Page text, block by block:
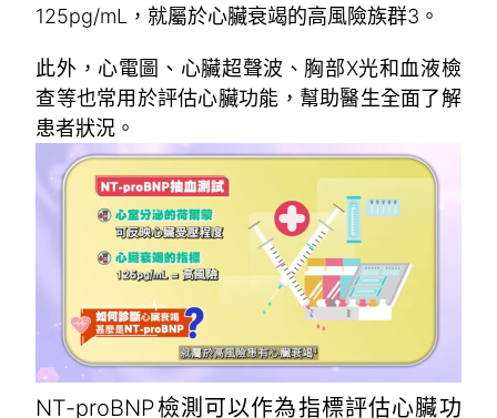
125pg/mL，就屬於心臟衰竭的高風險族群3 。
此外，心電圖、心臟超聲波、胸部X光和血液檢
查等也常用於評估心臟功能，幫助醫生全面了解
患者狀況。
NT-proBNP檢測可以作為指標評估心臟功